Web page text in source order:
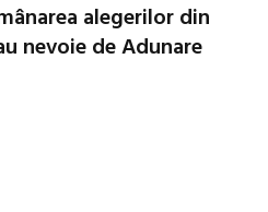
alegerilor din
nevoie de Adunare